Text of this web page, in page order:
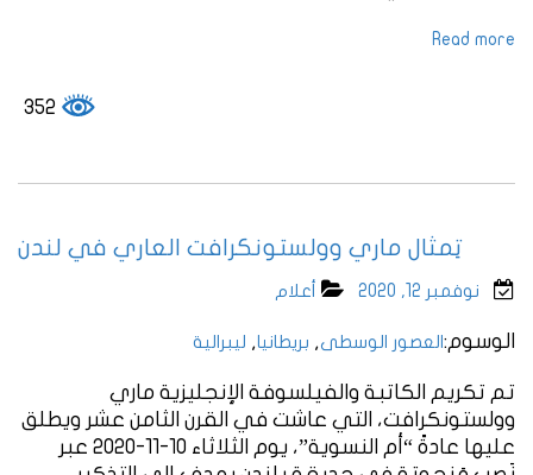
Read more
تِمثال ماري وولستونكرافت العاري في لندن
نوفمبر 12, 2020 أعلام
الوسوم: العصور الوسطى, بريطانيا, ليبرالية
تم تكريم الكاتبة والفيلسوفة الإنجليزية ماري
وولستونكرافت، التي عاشت في القرن الثامن عشر ويطلق
عليها عادةً “أم النسوية”، يوم الثلاثاء 10-11-2020 عبر